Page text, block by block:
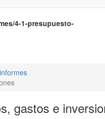
4-1-presupuesto-
gastos e